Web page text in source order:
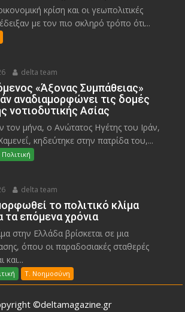
κρίση και οι γεωπολιτικές
με τον πιο σκληρό τρόπο ότι...
delta team
«Άξονας Συμπάθειας»
αναδιαμορφώνει τις δομές
νοτιοδυτικής Ασίας
τον μήνα, ο Ανώτατος Ηγέτης του Ιράν,
κηδεύτηκε στην πατρίδα του,...
Πολιτική
delta team
το πολιτικό κλίμα
τα επόμενα χρόνια
στην Ελλάδα βρίσκεται σε μια
όπου οι παραδοσιακές σταθερές
και...
Τ. Νοημοσύνη
©deltamagazine.gr